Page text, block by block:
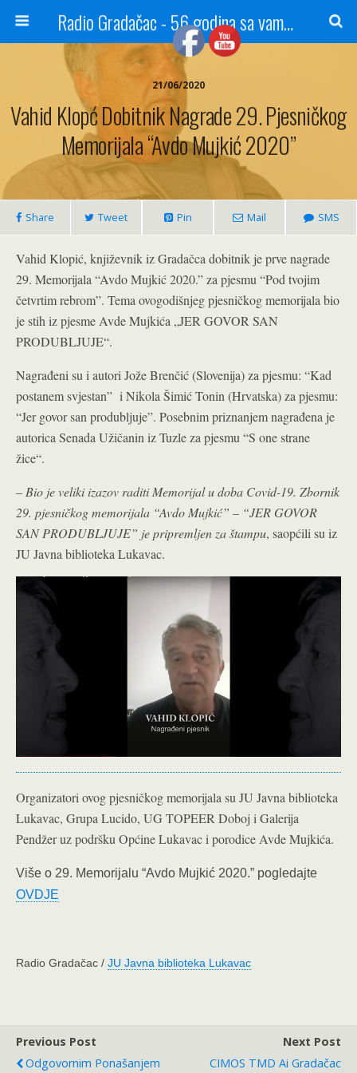
Radio Gradačac - 56 godina sa vama...
21/06/2020
Vahid Klopć Dobitnik Nagrade 29. Pjesničkog
Memorijala “Avdo Mujkić 2020”
Share Tweet Pin Mail SMS
Vahid Klopić, književnik iz Gradačca dobitnik je prve nagrade
29. Memorijala “Avdo Mujkić 2020.” za pjesmu “Pod tvojim
četvrtim rebrom”. Tema ovogodišnjeg pjesničkog memorijala bio
je stih iz pjesme Avde Mujkića „JER GOVOR SAN
PRODUBLJUJE“.
Nagrađeni su i autori Jože Brenčić (Slovenija) za pjesmu: “Kad
postanem svjestan” i Nikola Šimić Tonin (Hrvatska) za pjesmu:
“Jer govor san produbljuje”. Posebnim priznanjem nagrađena je
autorica Senada Užičanin iz Tuzle za pjesmu “S one strane
žice“.
– Bio je veliki izazov raditi Memorijal u doba Covid-19. Zbornik
29. pjesničkog memorijala “Avdo Mujkić” – “JER GOVOR
SAN PRODUBLJUJE” je pripremljen za štampu, saopćili su iz
JU Javna biblioteka Lukavac.
Organizatori ovog pjesničkog memorijala su JU Javna biblioteka
Lukavac, Grupa Lucido, UG TOPEER Doboj i Galerija
Pendžer uz podršku Općine Lukavac i porodice Avde Mujkića.
Više o 29. Memorijalu “Avdo Mujkić 2020.” pogledajte
OVDJE
Radio Gradačac / JU Javna biblioteka Lukavac
Previous Post
Odgovornim Ponašanjem
Next Post
CIMOS TMD Ai Gradačac